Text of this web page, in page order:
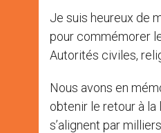
Je suis heureux de
pour commémorer
Autorités civiles,
Nous avons en
obtenir le retour à
s’alignent par